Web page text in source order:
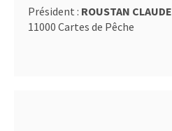
Président : ROUSTAN CLAUDE
11000 Cartes de Pêche